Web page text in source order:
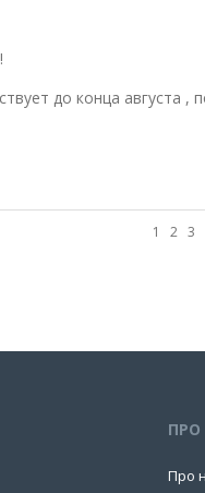
до конца августа
1
2 3
Про